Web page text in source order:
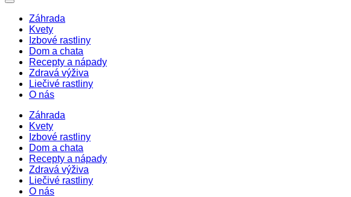
Záhrada
Kvety
Izbové rastliny
Dom a chata
Recepty a nápady
Zdravá výživa
Liečivé rastliny
O nás
Záhrada
Kvety
Izbové rastliny
Dom a chata
Recepty a nápady
Zdravá výživa
Liečivé rastliny
O nás